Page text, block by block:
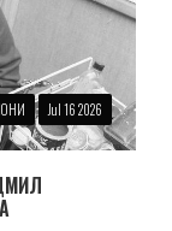
Jul 16 2026